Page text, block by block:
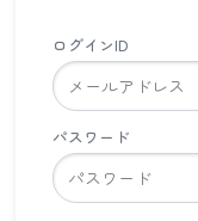
ログインID
パスワード